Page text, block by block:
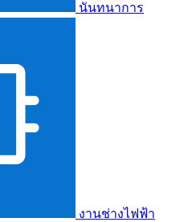
นันทนาการ
งานช่างไฟฟ้า